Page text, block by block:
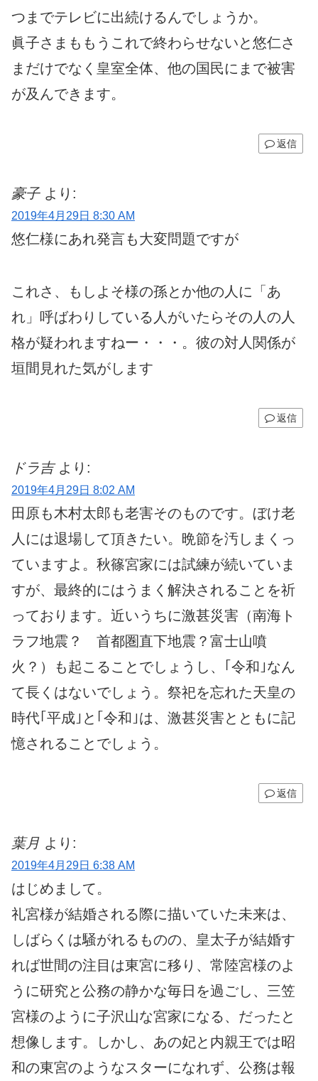
つまでテレビに出続けるんでしょうか。
眞子さまももうこれで終わらせないと悠仁さ
まだけでなく皇室全体、他の国民にまで被害
が及んできます。
返信
豪子 より:
2019年4月29日 8:30 AM
悠仁様にあれ発言も大変問題ですが
これさ、もしよそ様の孫とか他の人に「あ
れ」呼ばわりしている人がいたらその人の人
格が疑われますねー・・・。彼の対人関係が
垣間見れた気がします
返信
ドラ吉 より:
2019年4月29日 8:02 AM
田原も木村太郎も老害そのものです。ぼけ老
人には退場して頂きたい。晩節を汚しまくっ
ていますよ。秋篠宮家には試練が続いていま
すが、最終的にはうまく解決されることを祈
っております。近いうちに激甚災害（南海ト
ラフ地震？ 首都圏直下地震？富士山噴
火？）も起こることでしょうし、｢令和｣なん
て長くはないでしょう。祭祀を忘れた天皇の
時代｢平成｣と｢令和｣は、激甚災害とともに記
憶されることでしょう。
返信
葉月 より:
2019年4月29日 6:38 AM
はじめまして。
礼宮様が結婚される際に描いていた未来は、
しばらくは騒がれるものの、皇太子が結婚す
れば世間の注目は東宮に移り、常陸宮様のよ
うに研究と公務の静かな毎日を過ごし、三笠
宮様のように子沢山な宮家になる、だったと
想像します。しかし、あの妃と内親王では昭
和の東宮のようなスターになれず、公務は報